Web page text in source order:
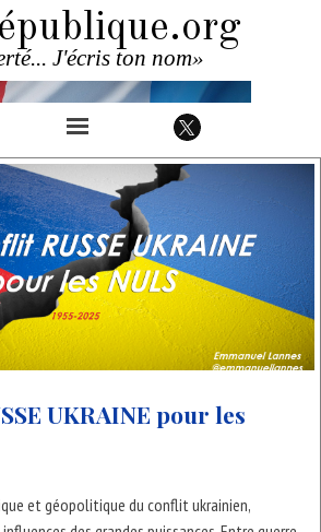
J'écris ton nom»
UKRAINE pour les
et géopolitique du conflit ukrainien,